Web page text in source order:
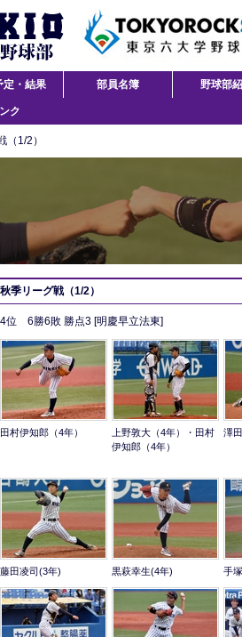
定・結果 部員名簿 野球部
ク
（1/2）
秋季リーグ戦（1/2）
4位 6勝6敗 勝点3 [明慶早立法東]
田村伊知郎（4年）
上野敦大（4年）・田村
伊知郎（4年）
澤
藤田凌司(3年) 黒萩幸生(4年) 手